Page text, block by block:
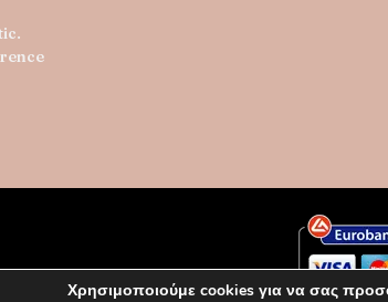
Χρησιμοποιούμε cookies για να σας